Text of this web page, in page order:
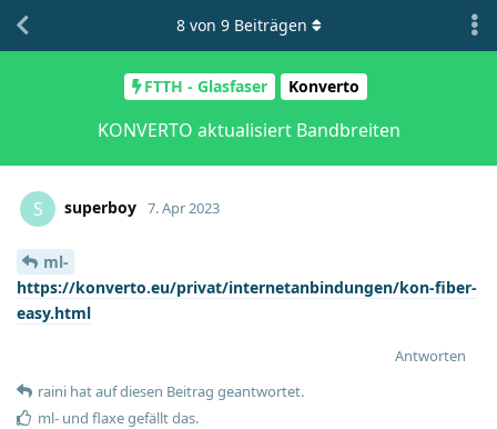
FTTH - Glasfaser Konverto
KONVERTO aktualisiert Bandbreiten
8von 9Beiträgen
S superboy 7. Apr 2023
ml-
https://konverto.eu/privat/internetanbindungen/kon-fiber-
easy.html
Antworten
raini hatauf diesen Beitrag geantwortet.
ml- und flaxegefällt das.